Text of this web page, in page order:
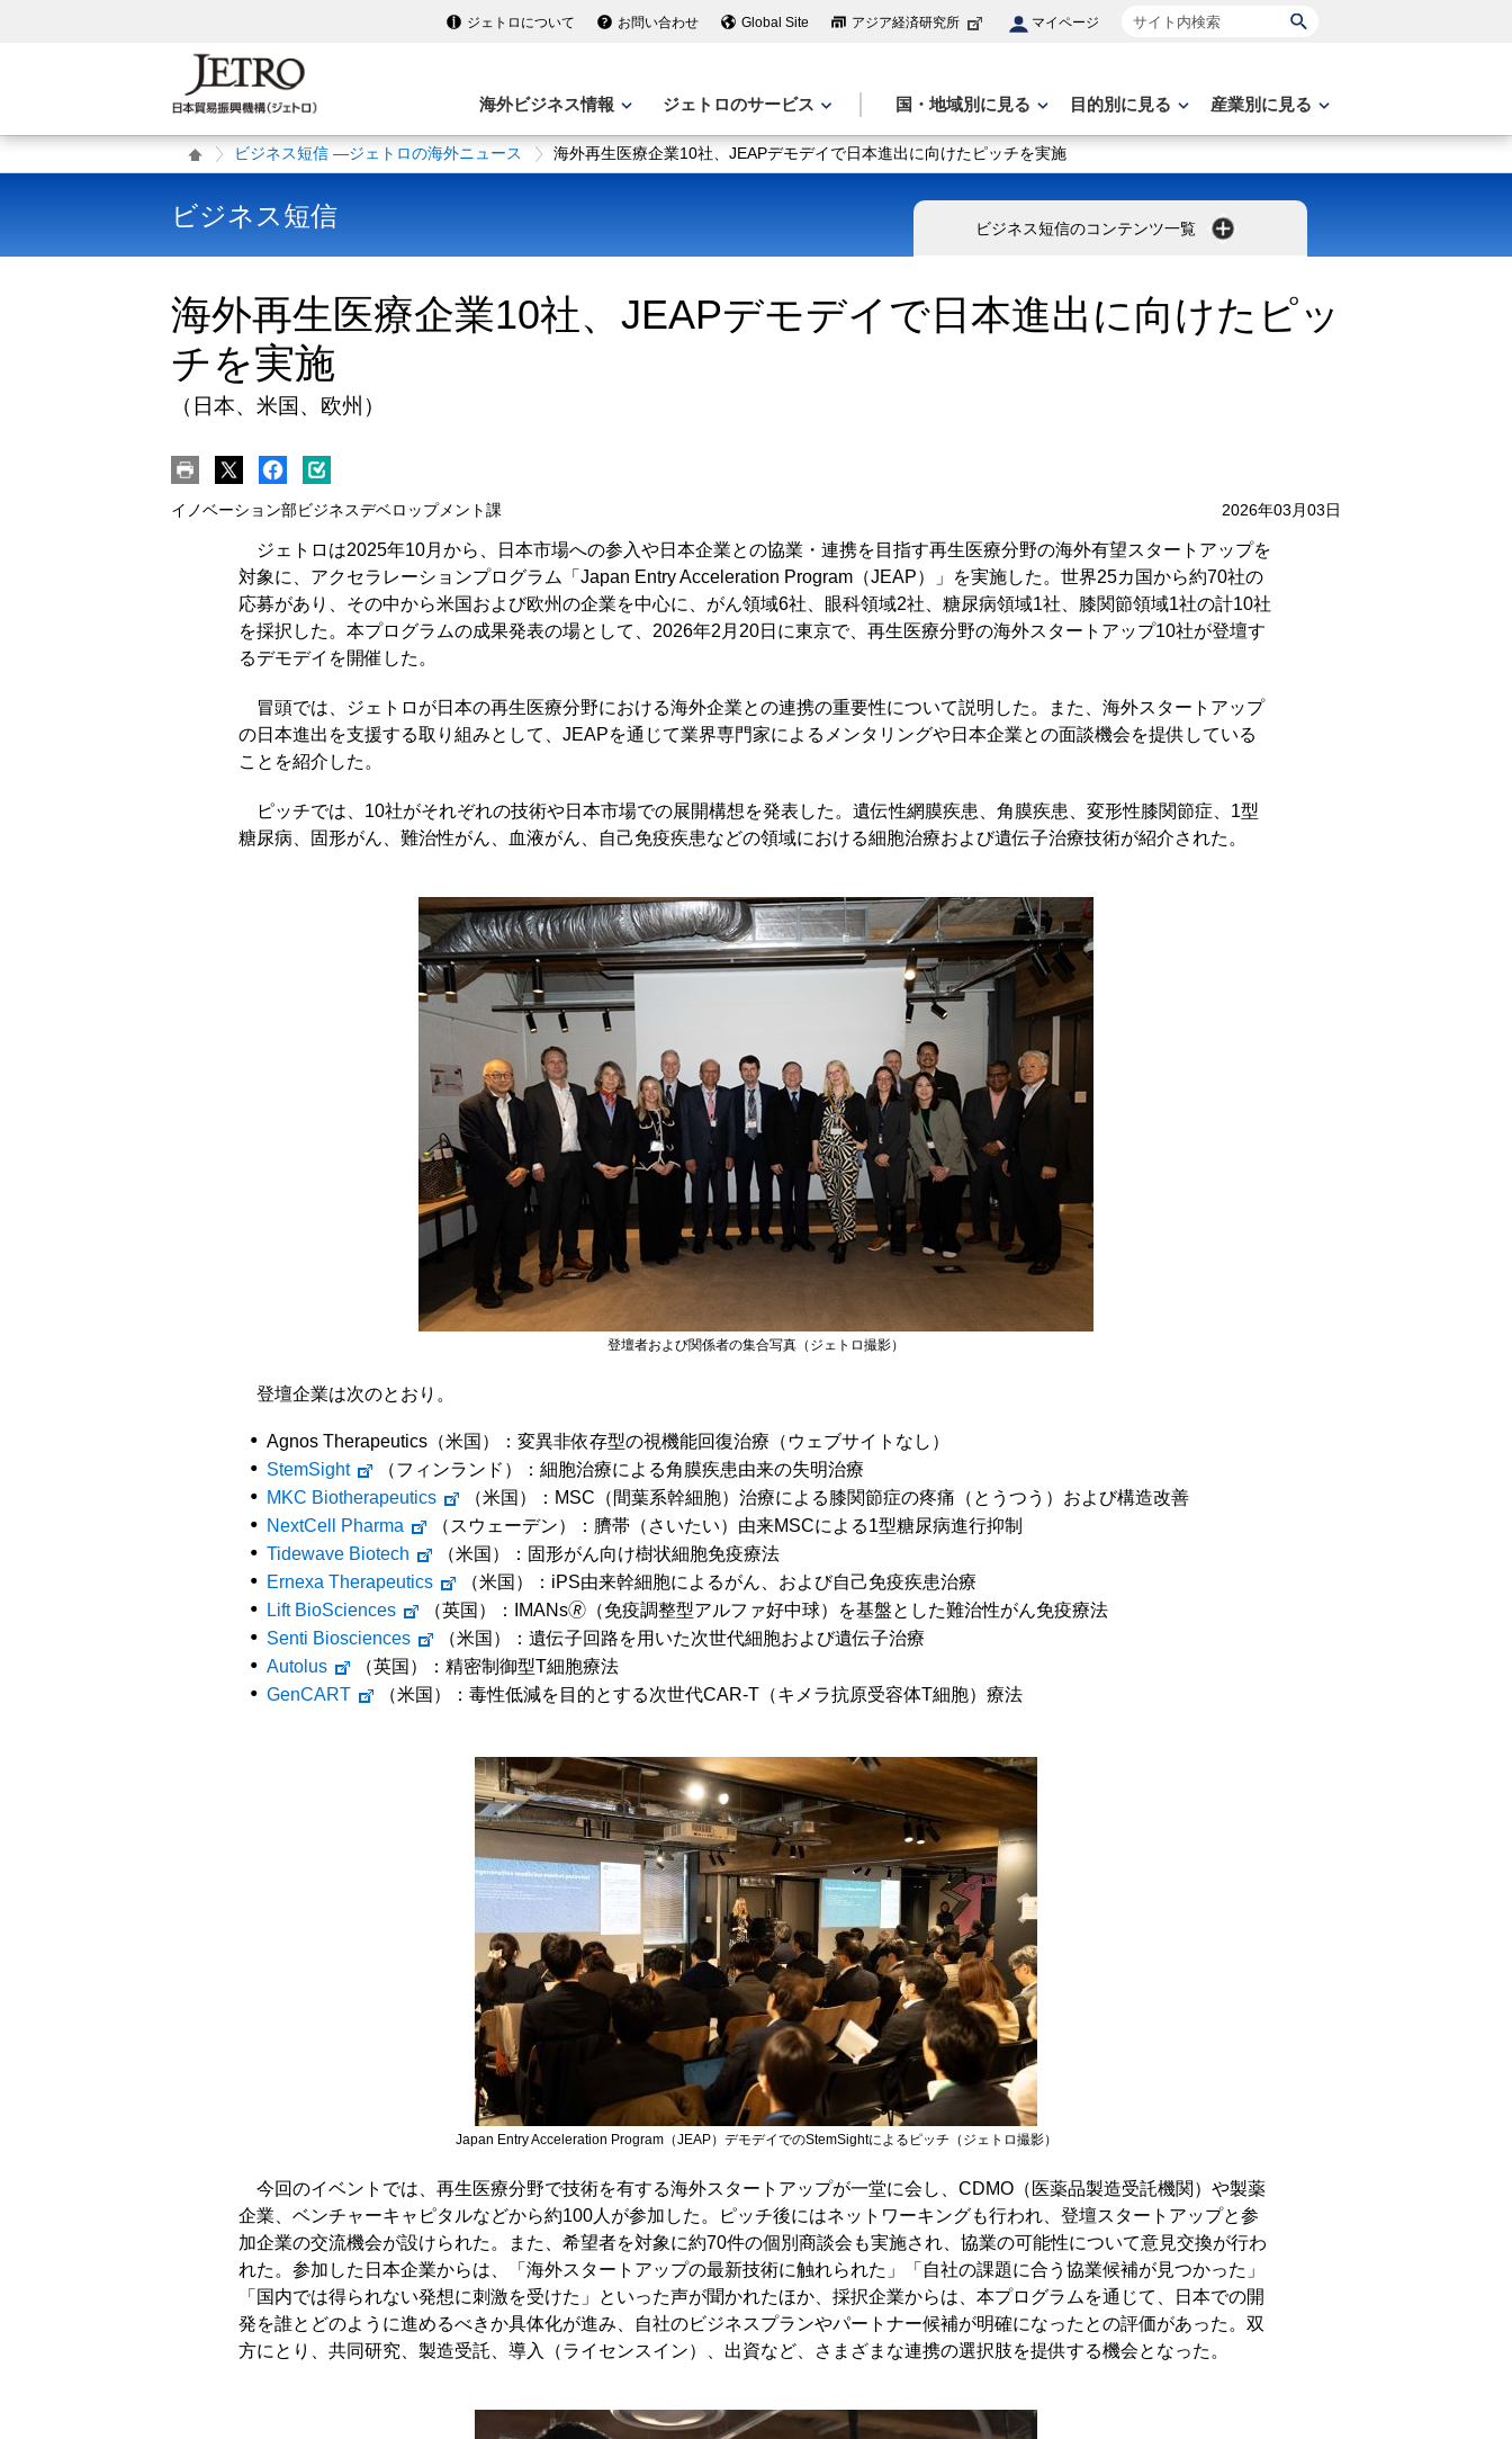
ジェトロについて お問い合わせ Global Site アジア経済研究所 マイページ サイト内検索
海外ビジネス情報 ジェトロのサービス 国・地域別に見る 目的別に見る 産業別に見る
ビジネス短信 ―ジェトロの海外ニュース 海外再生医療企業10社、JEAPデモデイで日本進出に向けたピッチを実施
ビジネス短信 ビジネス短信のコンテンツ一覧
海外再生医療企業10社、JEAPデモデイで日本進出に向けたピッ
チを実施
（日本、米国、欧州）
イノベーション部ビジネスデベロップメント課 2026年03月03日
ジェトロは2025年10月から、日本市場への参入や日本企業との協業・連携を目指す再生医療分野の海外有望スタートアップを
対象に、アクセラレーションプログラム「Japan Entry Acceleration Program（JEAP）」を実施した。世界25カ国から約70社の
応募があり、その中から米国および欧州の企業を中心に、がん領域6社、眼科領域2社、糖尿病領域1社、膝関節領域1社の計10社
を採択した。本プログラムの成果発表の場として、2026年2月20日に東京で、再生医療分野の海外スタートアップ10社が登壇す
るデモデイを開催した。
冒頭では、ジェトロが日本の再生医療分野における海外企業との連携の重要性について説明した。また、海外スタートアップ
の日本進出を支援する取り組みとして、JEAPを通じて業界専門家によるメンタリングや日本企業との面談機会を提供している
ことを紹介した。
ピッチでは、10社がそれぞれの技術や日本市場での展開構想を発表した。遺伝性網膜疾患、角膜疾患、変形性膝関節症、1型
糖尿病、固形がん、難治性がん、血液がん、自己免疫疾患などの領域における細胞治療および遺伝子治療技術が紹介された。
登壇者および関係者の集合写真（ジェトロ撮影）
登壇企業は次のとおり。
Agnos Therapeutics（米国）：変異非依存型の視機能回復治療（ウェブサイトなし）
StemSight
（フィンランド）：細胞治療による角膜疾患由来の失明治療
MKC Biotherapeutics
（米国）：MSC（間葉系幹細胞）治療による膝関節症の疼痛（とうつう）および構造改善
NextCell Pharma
（スウェーデン）：臍帯（さいたい）由来MSCによる1型糖尿病進行抑制
Tidewave Biotech
（米国）：固形がん向け樹状細胞免疫療法
Ernexa Therapeutics
（米国）：iPS由来幹細胞によるがん、および自己免疫疾患治療
Lift BioSciences
（英国）：IMANs🄬（免疫調整型アルファ好中球）を基盤とした難治性がん免疫療法
Senti Biosciences
（米国）：遺伝子回路を用いた次世代細胞および遺伝子治療
Autolus
（英国）：精密制御型T細胞療法
GenCART
（米国）：毒性低減を目的とする次世代CAR-T（キメラ抗原受容体T細胞）療法
Japan Entry Acceleration Program（JEAP）デモデイでのStemSightによるピッチ（ジェトロ撮影）
今回のイベントでは、再生医療分野で技術を有する海外スタートアップが一堂に会し、CDMO（医薬品製造受託機関）や製薬
企業、ベンチャーキャピタルなどから約100人が参加した。ピッチ後にはネットワーキングも行われ、登壇スタートアップと参
加企業の交流機会が設けられた。また、希望者を対象に約70件の個別商談会も実施され、協業の可能性について意見交換が行わ
れた。参加した日本企業からは、「海外スタートアップの最新技術に触れられた」「自社の課題に合う協業候補が見つかった」
「国内では得られない発想に刺激を受けた」といった声が聞かれたほか、採択企業からは、本プログラムを通じて、日本での開
発を誰とどのように進めるべきか具体化が進み、自社のビジネスプランやパートナー候補が明確になったとの評価があった。双
方にとり、共同研究、製造受託、導入（ライセンスイン）、出資など、さまざまな連携の選択肢を提供する機会となった。